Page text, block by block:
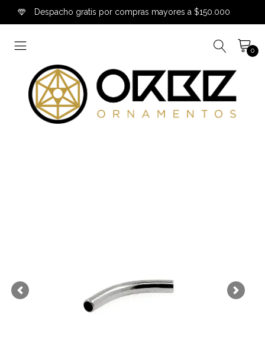
Despacho gratis por compras mayores a $150.000
0
Previous Next